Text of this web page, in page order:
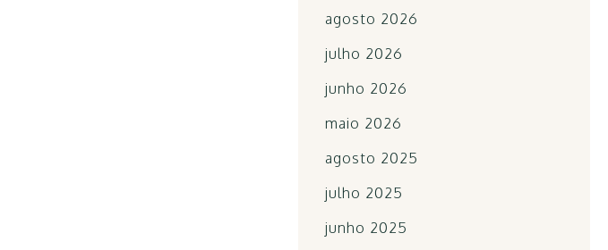
agosto 2026
julho 2026
junho 2026
maio 2026
agosto 2025
julho 2025
junho 2025